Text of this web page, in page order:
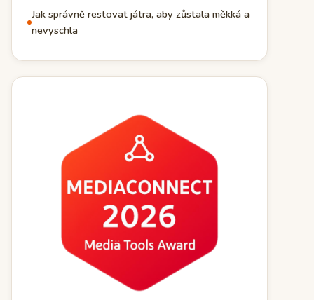
Jak správně restovat játra, aby zůstala měkká a
nevyschla